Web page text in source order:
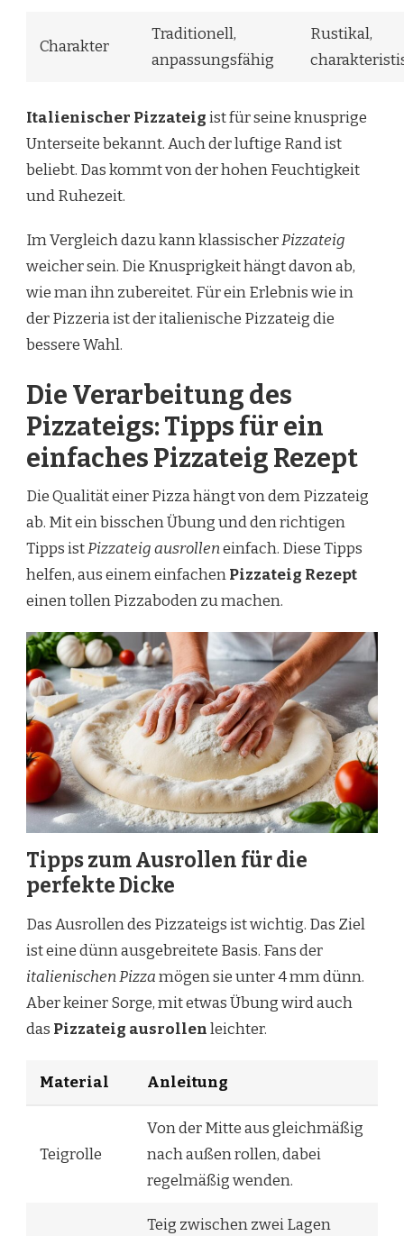
Charakter
Traditionell,
anpassungsfähig
Rustikal,
Italienischer Pizzateigist für seine knusprige
Unterseite bekannt. Auch der luftige Rand ist
beliebt. Das kommt von der hohen Feuchtigkeit
und Ruhezeit.
Im Vergleich dazu kann klassischerPizzateig
weicher sein. Die Knusprigkeit hängt davon ab,
wie man ihn zubereitet. Für ein Erlebnis wie in
der Pizzeria ist der italienische Pizzateig die
bessere Wahl.
Die Verarbeitung des
Pizzateigs: Tipps für ein
einfaches Pizzateig Rezept
Die Qualität einer Pizza hängt von dem Pizzateig
ab. Mit ein bisschen Übung und den richtigen
Tipps istPizzateig ausrolleneinfach. Diese Tipps
helfen, aus einem einfachenPizzateig Rezept
einen tollen Pizzaboden zu machen.
Tipps zum Ausrollen für die
perfekte Dicke
Das Ausrollen des Pizzateigs ist wichtig. Das Ziel
ist eine dünn ausgebreitete Basis. Fans der
italienischen Pizzamögen sie unter 4 mm dünn.
Aber keiner Sorge, mit etwas Übung wird auch
das Pizzateig ausrollenleichter.
Material Anleitung
Teigrolle
Von der Mitte aus gleichmäßig
nach außen rollen, dabei
regelmäßig wenden.
Teig zwischen zwei Lagen